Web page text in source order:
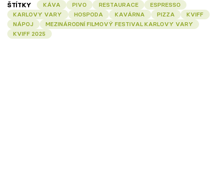
ŠTÍTKY KÁVA PIVO RESTAURACE
ESPRESSO
KARLOVY VARY
HOSPODA KAVÁRNA PIZZA
KVIFF
NÁPOJ
MEZINÁRODNÍ FILMOVÝ FESTIVAL KARLOVY VARY
KVIFF 2025